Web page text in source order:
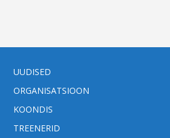
UUDISED
ORGANISATSIOON
KOONDIS
TREENERID